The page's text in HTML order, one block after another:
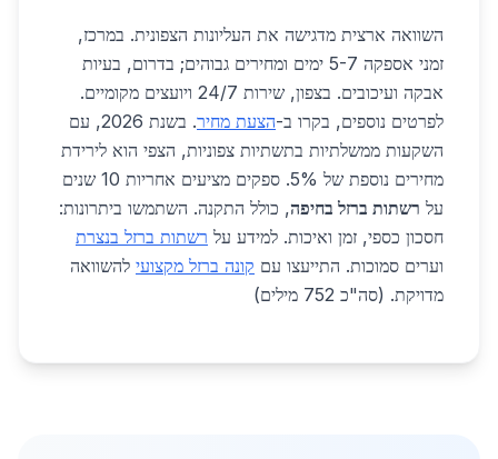
השוואה ארצית מדגישה את העליונות הצפונית. במרכז,
זמני אספקה 5-7 ימים ומחירים גבוהים; בדרום, בעיות
אבקה ועיכובים. בצפון, שירות 24/7 ויועצים מקומיים.
לפרטים נוספים, בקרו ב-הצעת מחיר
. בשנת 2026, עם
השקעות ממשלתיות בתשתיות צפוניות, הצפי הוא לירידת
מחירים נוספת של 5%. ספקים מציעים אחריות 10 שנים
על רשתות ברזל בחיפה, כולל התקנה. השתמשו ביתרונות:
חסכון כספי, זמן ואיכות. למידע על רשתות ברזל בנצרת
וערים סמוכות. התייעצו עם קונה ברזל מקצועי להשוואה
מדויקת. (סה"כ 752 מילים)